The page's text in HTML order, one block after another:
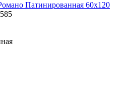
Патинированная 60x120